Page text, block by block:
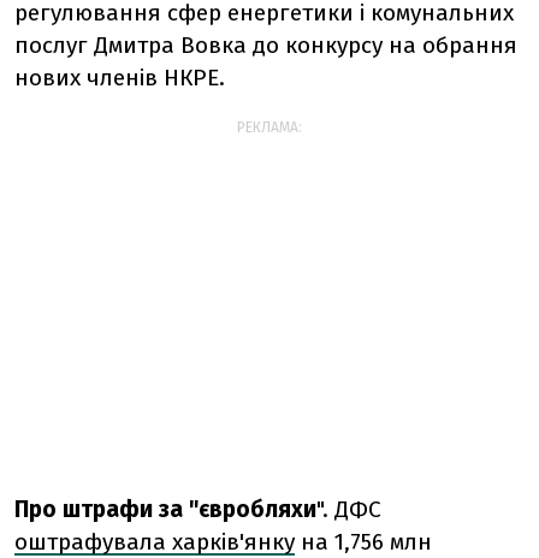
регулювання сфер енергетики і комунальних
послуг Дмитра Вовка до конкурсу на обрання
нових членів НКРЕ.
РЕКЛАМА:
Про штрафи за "євробляхи". ДФС
оштрафувала харків'янку на 1,756 млн